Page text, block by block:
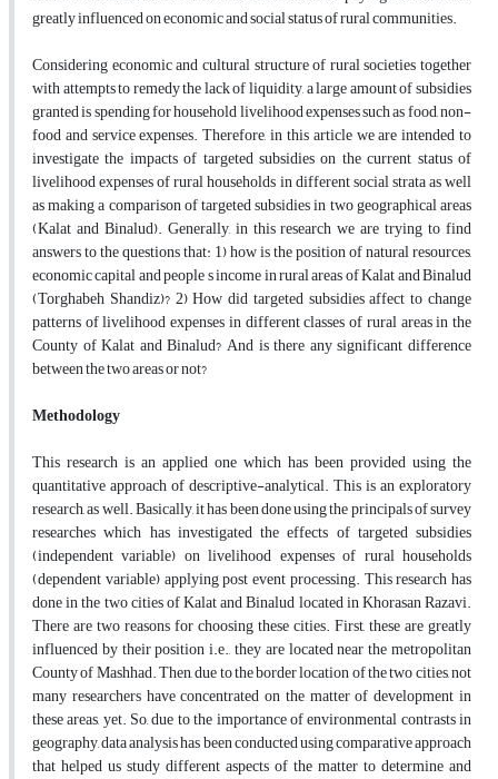
greatly influenced on economic and social status of rural communities.
Considering economic and cultural structure of rural societies together
with attempts to remedy the lack of liquidity, a large amount of subsidies
granted is spending for household livelihood expenses such as food, non-
food and service expenses. Therefore, in this article we are intended to
investigate the impacts of targeted subsidies on the current status of
livelihood expenses ofrural households in different social strata as well
as making a comparison of targeted subsidies in two geographical areas
(Kalat and Binalud). Generally, in this research we are trying to find
answers to the questions that: 1) how is the position of natural resources,
economic capital and people s income in rural areas of Kalat and Binalud
(Torghabeh Shandiz)? 2) How did targeted subsidies affect to change
patterns of livelihood expenses in different classes of rural areas in the
County of Kalat and Binalud? And is there any significant difference
between the two areas or not?
Methodology
This research is an applied one which has been provided using the
quantitative approach ofdescriptive-analytical. This is an exploratory
research, as well. Basically, it has been done using the principals of survey
researches which has investigated the effects of targeted subsidies
(independent variable) on livelihood expenses of rural households
(dependent variable) applying post event processing. This research has
done in the two cities of Kalat and Binalud located in Khorasan Razavi.
There are two reasons for choosing these cities. First, these are greatly
influenced by their position i.e., they are located near the metropolitan
County of Mashhad. Then, due to the border location of the two cities, not
many researchers have concentrated on the matter of development in
these areas, yet. So, due to the importance of environmental contrasts in
geography, data analysis has been conducted using comparative approach
that helped us study different aspects of the matter to determine and